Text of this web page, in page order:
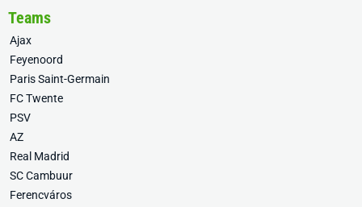
Teams
Ajax
Feyenoord
Paris Saint-Germain
FC Twente
PSV
AZ
Real Madrid
SC Cambuur
Ferencváros